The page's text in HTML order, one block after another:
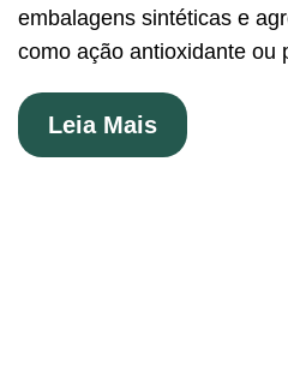
embalagens sintéticas e
como ação antioxidante ou
Leia Mais